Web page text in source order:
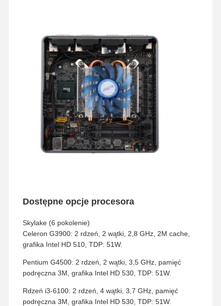
Dostępne opcje procesora
Skylake (6 pokolenie)
Celeron G3900: 2 rdzeń, 2 wątki, 2,8 GHz, 2M cache,
grafika Intel HD 510, TDP: 51W.
Pentium G4500: 2 rdzeń, 2 wątki, 3,5 GHz, pamięć
podręczna 3M, grafika Intel HD 530, TDP: 51W.
Rdzeń i3-6100: 2 rdzeń, 4 wątki, 3,7 GHz, pamięć
podręczna 3M, grafika Intel HD 530, TDP: 51W.